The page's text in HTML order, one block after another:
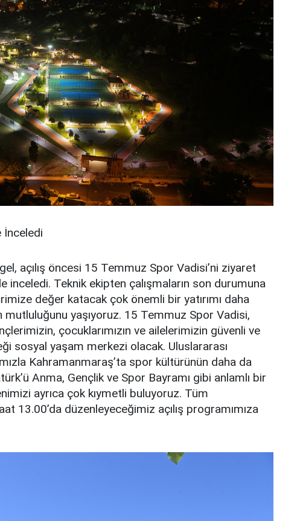
İnceledi
açılış öncesi 15 Temmuz Spor Vadisi’ni ziyaret
inceledi. Teknik ekipten çalışmaların son durumuna
değer katacak çok önemli bir yatırımı daha
yaşıyoruz. 15 Temmuz Spor Vadisi,
çocuklarımızın ve ailelerimizin güvenli ve
sosyal yaşam merkezi olacak. Uluslararası
Kahramanmaraş’ta spor kültürünün daha da
Anma, Gençlik ve Spor Bayramı gibi anlamlı bir
ayrıca çok kıymetli buluyoruz. Tüm
13.00’da düzenleyeceğimiz açılış programımıza